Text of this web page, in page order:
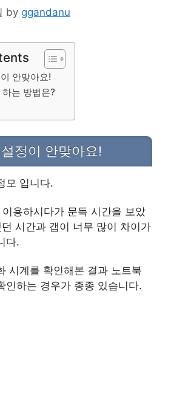
by ggandanu
안맞아요!
는 방법은?
정이 안맞아요!
모 입니다.
용하시다가 문득 시간을 보았
시간과 갭이 너무 많이 차이가
다.
시계를 확인해본 결과 노트북
인하는 경우가 종종 있습니다.